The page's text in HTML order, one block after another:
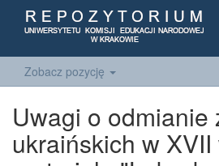
Zobacz pozycję
Uwagi o odmianie
ukraińskich w